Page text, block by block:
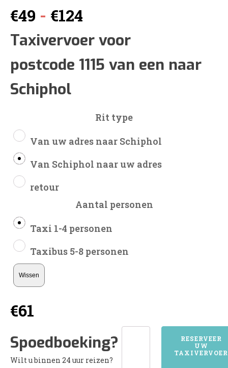
€49 - €124
€49
tot
Taxivervoer voor
postcode 1115 van een naar
Schiphol
Rit type
Van uw adres naar Schiphol
Van Schiphol naar uw adres
retour
Aantal personen
Taxi 1-4 personen
Taxibus 5-8 personen
Wissen
€61
Spoedboeking?
Wilt u binnen 24 uur reizen?
1115DUIVENDRECHT
RESERVEER
UW
TAXIVERVOER